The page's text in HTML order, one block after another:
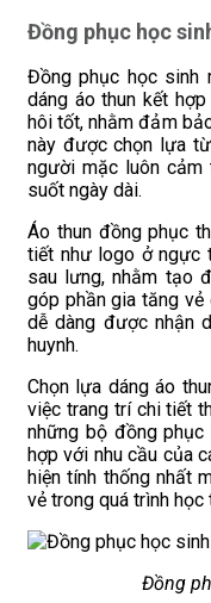
Đồng phục học
Đồng phục học sinh
dáng áo thun kết
hôi tốt, nhằm đảm
này được chọn lựa
người mặc luôn cảm
suốt ngày dài.
Áo thun đồng phục
tiết như logo ở ngực
sau lưng, nhằm tạo
góp phần gia tăng
dễ dàng được nhận
huynh.
Chọn lựa dáng áo
việc trang trí chi tiết
những bộ đồng
hợp với nhu cầu của
hiện tính thống nhất
vẻ trong quá trình
Đồng